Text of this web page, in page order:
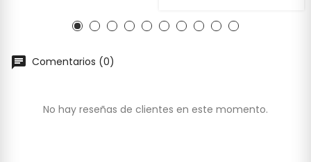
Comentarios (0)
No hay reseñas de clientes en este momento.